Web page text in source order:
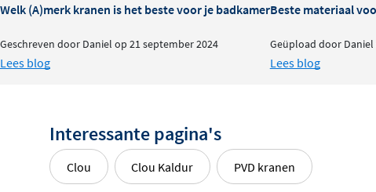
Welk (A)merk kranen is het beste voor je badkamer?
Geschreven door Daniel op 21 september 2024
Lees blog
Beste materiaal
Geüpload door Daniel
Lees blog
Interessante pagina's
Clou Clou Kaldur PVD kranen